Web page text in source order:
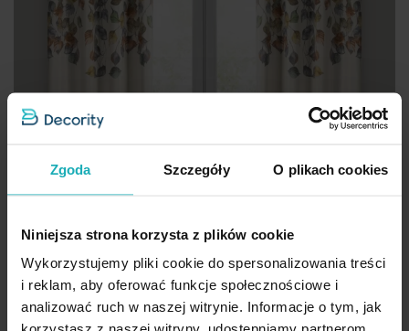
Zgoda Szczegóły O plikach cookies
Niniejsza strona korzysta z plików cookie
Wykorzystujemy pliki cookie do spersonalizowania treści
i reklam, aby oferować funkcje społecznościowe i
analizować ruch w naszej witrynie. Informacje o tym, jak